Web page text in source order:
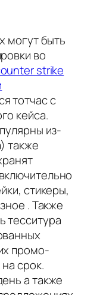
могут быть
во
strike
тотчас с
кейса.
из-
также
стикеры,
. Также
тесситура
промо-
срок.
а также